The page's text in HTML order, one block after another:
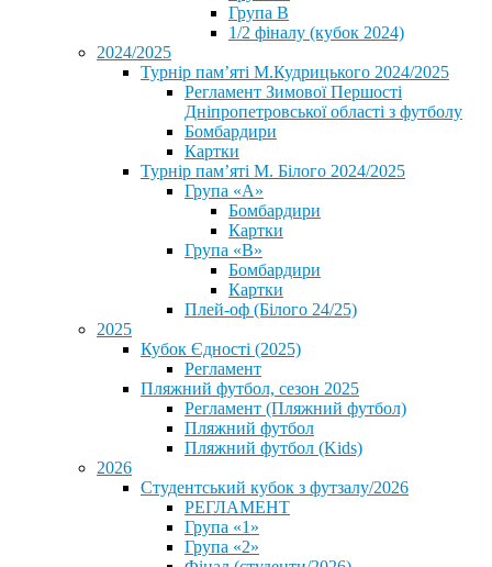
Група В
1/2 фіналу (кубок 2024)
2024/2025
Турнір пам’яті М.Кудрицького 2024/2025
Регламент Зимової Першості
Дніпропетровської області з футболу
Бомбардири
Картки
Турнір пам’яті М. Білого 2024/2025
Група «А»
Бомбардири
Картки
Група «В»
Бомбардири
Картки
Плей-оф (Білого 24/25)
2025
Кубок Єдності (2025)
Регламент
Пляжний футбол, сезон 2025
Регламент (Пляжний футбол)
Пляжний футбол
Пляжний футбол (Kids)
2026
Студентський кубок з футзалу/2026
РЕГЛАМЕНТ
Група «1»
Група «2»